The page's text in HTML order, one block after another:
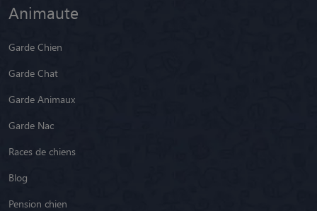
Animaute
Garde Chien
Garde Chat
Garde Animaux
Garde Nac
Races de chiens
Blog
Pension chien